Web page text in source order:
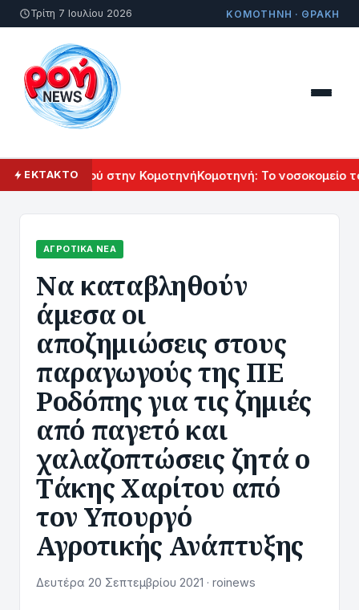
Τρίτη 7 Ιουλίου 2026 ΚΟΜΟΤΗΝΗ · ΘΡΑΚΗ
ΕΚΤΑΚΤΟ
Πολιτισμού στην ΚομοτηνήΚομοτηνή: Το νοσοκομείο του
ΑΓΡΟΤΙΚΆ ΝΈΑ
Να καταβληθούν
άμεσα οι
αποζημιώσεις στους
παραγωγούς της ΠΕ
Ροδόπης για τις ζημιές
από παγετό και
χαλαζοπτώσεις ζητά ο
Τάκης Χαρίτου από
τον Υπουργό
Αγροτικής Ανάπτυξης
Δευτέρα 20 Σεπτεμβρίου 2021 · roinews